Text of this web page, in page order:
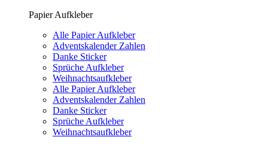
Papier Aufkleber
Alle Papier Aufkleber
Adventskalender Zahlen
Danke Sticker
Sprüche Aufkleber
Weihnachtsaufkleber
Alle Papier Aufkleber
Adventskalender Zahlen
Danke Sticker
Sprüche Aufkleber
Weihnachtsaufkleber